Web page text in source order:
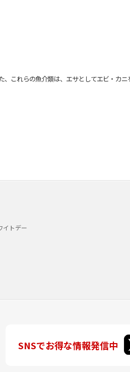
これらの魚介類は、エサとしてエビ・カニ
イトデー
SNSでお得な情報発信中